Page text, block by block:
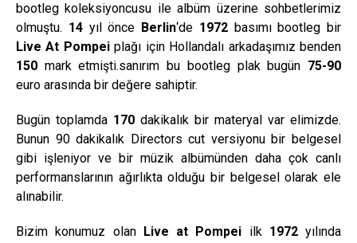
bootleg koleksiyoncusu ile albüm üzerine sohbetlerimiz
olmuştu. 14yıl önce Berlin‘de 1972basımı bootleg bir
Live At Pompeiplağı için Hollandalı arkadaşımız benden
150 mark etmişti.sanırım bu bootleg plak bugün 75-90
euro arasında bir değere sahiptir.
Bugün toplamda 170 dakikalık bir materyal var elimizde.
Bunun 90 dakikalık Directors cut versiyonu bir belgesel
gibi işleniyor ve bir müzik albümünden daha çok canlı
performanslarının ağırlıkta olduğu bir belgesel olarak ele
alınabilir.
Bizim konumuz olan Live at Pompei ilk 1972yılında